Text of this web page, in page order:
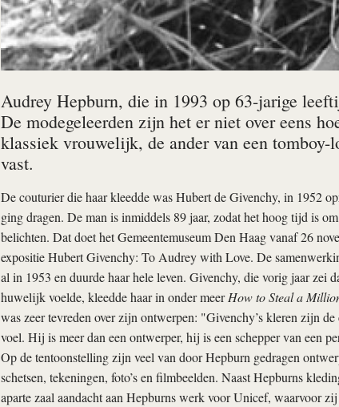
Audrey Hepburn, die in 1993 op 63-jarige
De modegeleerden zijn het er niet over eens
klassiek vrouwelijk, de ander van een
vast.
De couturier die haar kleedde was Hubert de Givenchy, in 1952
ging dragen. De man is inmiddels 89 jaar, zodat het hoog tijd is
belichten. Dat doet het Gemeentemuseum Den Haag vanaf 26
expositie Hubert Givenchy: To Audrey with Love. De
al in 1953 en duurde haar hele leven. Givenchy, die vorig jaar zei
huwelijk voelde, kleedde haar in onder meerHow to Steal a
was zeer tevreden over zijn ontwerpen: "Givenchy’s kleren zijn
voel. Hij is meer dan een ontwerper, hij is een schepper van een
Op de tentoonstelling zijn veel van door Hepburn gedragen
schetsen, tekeningen, foto’s en filmbeelden. Naast Hepburns
aparte zaal aandacht aan Hepburns werk voor Unicef, waarvoor